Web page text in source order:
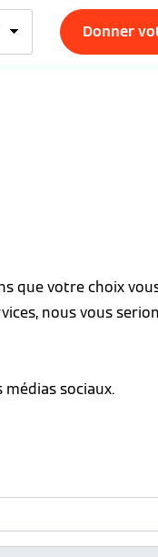
Donner
que votre choix
nous vous
sociaux.